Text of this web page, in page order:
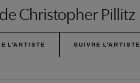
Christopher Pillitz
L'ARTISTE SUIVRE L'ARTISTE